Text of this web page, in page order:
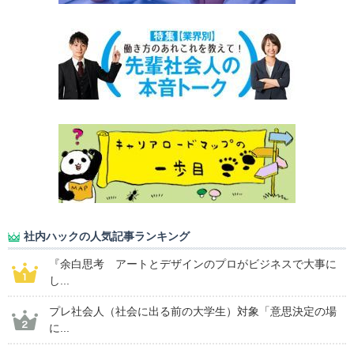
社内ハックの人気記事ランキング
『余白思考 アートとデザインのプロがビジネスで大事に
し...
プレ社会人（社会に出る前の大学生）対象「意思決定の場
に...